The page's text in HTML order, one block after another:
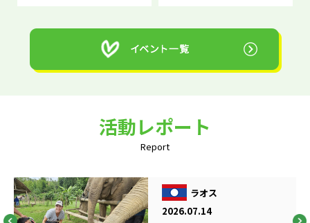
活動レポート
Report
ラオス
2026.07.14